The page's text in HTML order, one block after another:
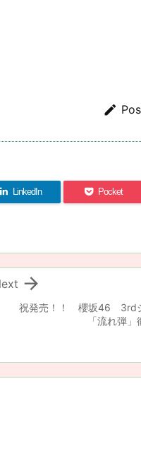

LinkedIn Pocket
祝発売！！ 櫻坂46 3rd
「流れ弾
